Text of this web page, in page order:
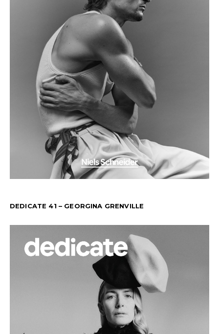
DEDICATE 41 – GEORGINA GRENVILLE